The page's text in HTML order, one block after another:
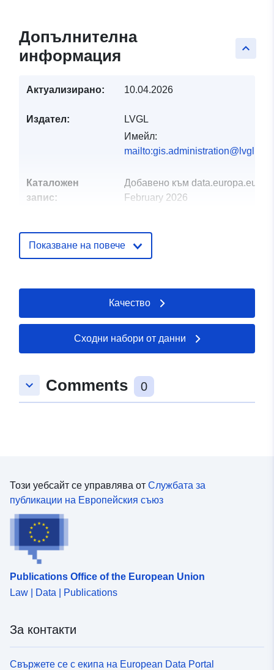
keyboard_arrow_up
Допълнителна
информация
Актуализирано: 10.04.2026
Издател:
LVGL
Имейл:
Каталожен
запис:
Добавено към data.europa.eu:
February 2026
Пространствени
Координати:
49.320441 ], [ 6.757472,
49.308301 ], [ 6.73865,
49.308301 ], [ 6.73865,
49.320441 ] ]
Тип: Polygon
uriRef:
http://data.europa.eu/88u/dataset/
8262-d43c-9536-f688ac3e3f40
Показване на повече
Качество
Сходни набори от данни
keyboard_arrow_down Comments 0
Този уебсайт се управлява от Службата за
публикации на Европейския съюз
Publications Office of the European Union
Law | Data | Publications
За контакти
Свържете се с екипа на European Data Portal